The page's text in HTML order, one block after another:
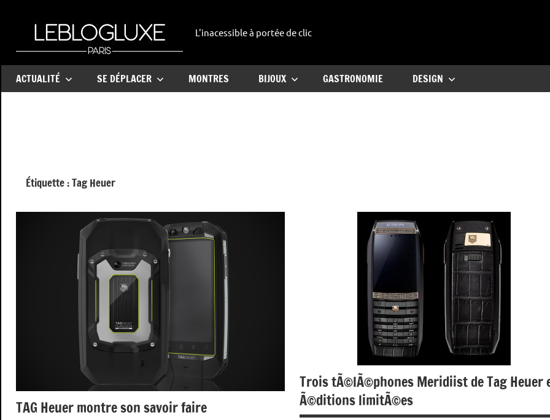
contenu
leblogluxe
L'inacessible à portée de clic
ACTUALITÉ SE DÉPLACER MONTRES BIJOUX GASTRONOMIE DESIGN
Étiquette :Tag Heuer
TAG Heuer montre son savoir faire
Trois tÃ©lÃ©phones Meridiist de Tag Heuer
Ã©ditions limitÃ©es